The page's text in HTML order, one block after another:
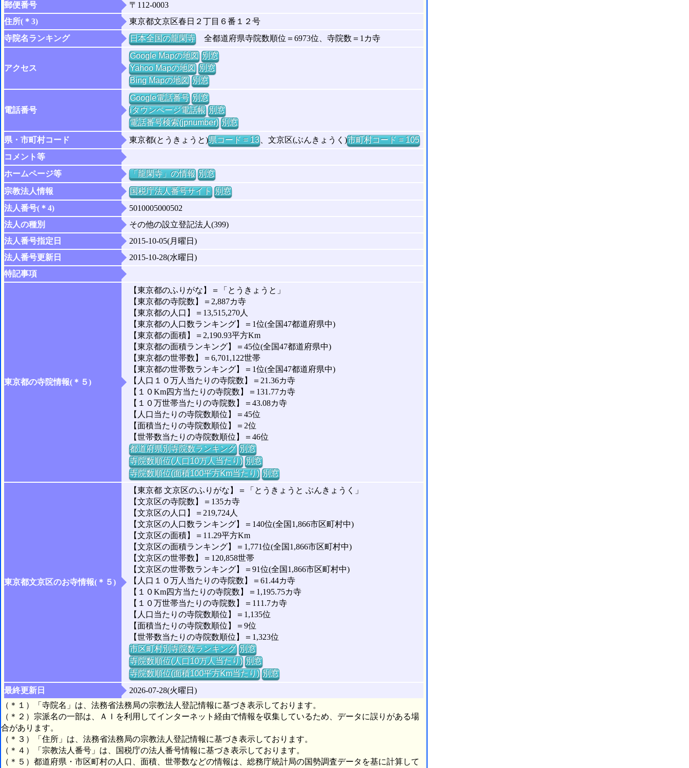
郵便番号
〒112-0003
住所(＊3)
東京都文京区春日２丁目６番１２号
寺院名ランキング
日本全国の龍閑寺全都道府県寺院数順位＝6973位、寺院数＝1カ寺
アクセス
Google Mapの地図 別窓
Yahoo Mapの地図 別窓
Bing Mapの地図 別窓
電話番号
Google電話番号 別窓
iタウンページ電話帳 別窓
電話番号検索(jpnumber) 別窓
県・市町村コード
東京都(とうきょうと)県コード = 13、文京区(ぶんきょうく)市町村コード = 105
コメント等
ホームページ等
「龍閑寺」の情報 別窓
宗教法人情報
国税庁法人番号サイト 別窓
法人番号(＊4)
5010005000502
法人の種別
その他の設立登記法人(399)
法人番号指定日
2015-10-05(月曜日)
法人番号更新日
2015-10-28(水曜日)
特記事項
東京都の寺院情報(＊５)
【東京都のふりがな】＝「とうきょうと」
【東京都の寺院数】＝2,887カ寺
【東京都の人口】＝13,515,270人
【東京都の人口数ランキング】＝1位(全国47都道府県中)
【東京都の面積】＝2,190.93平方Km
【東京都の面積ランキング】＝45位(全国47都道府県中)
【東京都の世帯数】＝6,701,122世帯
【東京都の世帯数ランキング】＝1位(全国47都道府県中)
【人口１０万人当たりの寺院数】＝21.36カ寺
【１０Km四方当たりの寺院数】＝131.77カ寺
【１０万世帯当たりの寺院数】＝43.08カ寺
【人口当たりの寺院数順位】＝45位
【面積当たりの寺院数順位】＝2位
【世帯数当たりの寺院数順位】＝46位
都道府県別寺院数ランキング 別窓
寺院数順位(人口10万人当たり) 別窓
寺院数順位(面積100平方Km当たり) 別窓
東京都文京区のお寺情報(＊５)
【東京都 文京区のふりがな】＝「とうきょうと ぶんきょうく」
【文京区の寺院数】＝135カ寺
【文京区の人口】＝219,724人
【文京区の人口数ランキング】＝140位(全国1,866市区町村中)
【文京区の面積】＝11.29平方Km
【文京区の面積ランキング】＝1,771位(全国1,866市区町村中)
【文京区の世帯数】＝120,858世帯
【文京区の世帯数ランキング】＝91位(全国1,866市区町村中)
【人口１０万人当たりの寺院数】＝61.44カ寺
【１０Km四方当たりの寺院数】＝1,195.75カ寺
【１０万世帯当たりの寺院数】＝111.7カ寺
【人口当たりの寺院数順位】＝1,135位
【面積当たりの寺院数順位】＝9位
【世帯数当たりの寺院数順位】＝1,323位
市区町村別寺院数ランキング 別窓
寺院数順位(人口10万人当たり) 別窓
寺院数順位(面積100平方Km当たり) 別窓
最終更新日
2026-07-28(火曜日)
（＊１）「寺院名」は、法務省法務局の宗教法人登記情報に基づき表示しております。
（＊２）宗派名の一部は、ＡＩを利用してインターネット経由で情報を収集しているため、データに誤りがある場
合があります。
（＊３）「住所」は、法務省法務局の宗教法人登記情報に基づき表示しております。
（＊４）「宗教法人番号」は、国税庁の法人番号情報に基づき表示しております。
（＊５）都道府県・市区町村の人口、面積、世帯数などの情報は、総務庁統計局の国勢調査データを基に計算して